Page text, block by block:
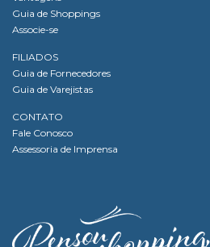
Guia de Shoppings
Associe-se
FILIADOS
Guia de Fornecedores
Guia de Varejistas
CONTATO
Fale Conosco
Assessoria de Imprensa